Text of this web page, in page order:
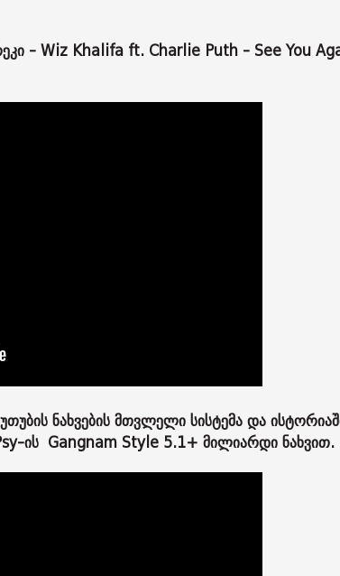
- Wiz Khalifa ft. Charlie Puth - See You
ნახვების მთვლელი სისტემა და
ის Gangnam Style 5.1+ მილიარდი ნახვით.